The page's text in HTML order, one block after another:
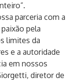
parceria com a
pela
limites da
e a autoridade
em nossos
diretor de